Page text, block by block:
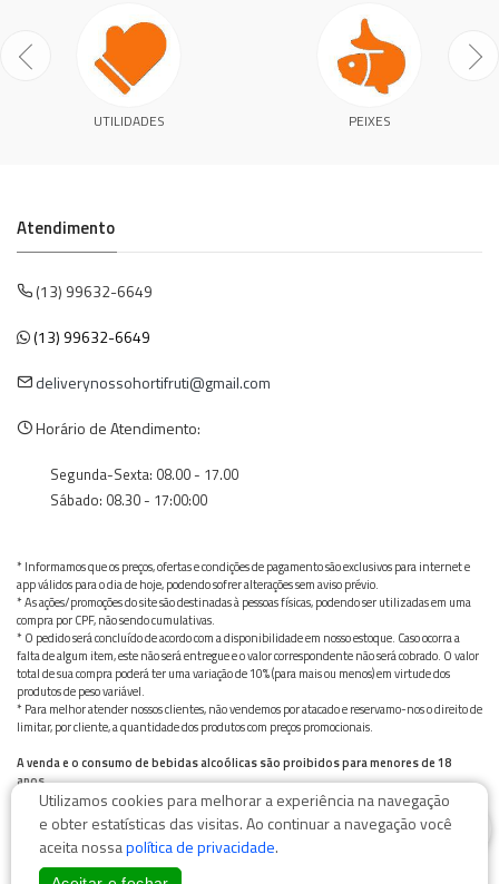
UTILIDADES PEIXES
Atendimento
(13) 99632-6649
(13) 99632-6649
deliverynossohortifruti@gmail.com
Horário de Atendimento:
Segunda-Sexta: 08.00 - 17.00
Sábado: 08.30 - 17:00:00
* Informamos que os preços, ofertas e condições de pagamento são exclusivos para internet e
app válidos para o dia de hoje, podendo sofrer alterações sem aviso prévio.
* As ações/promoções do site são destinadas à pessoas físicas, podendo ser utilizadas em uma
compra por CPF, não sendo cumulativas.
* O pedido será concluído de acordo com a disponibilidade em nosso estoque. Caso ocorra a
falta de algum item, este não será entregue e o valor correspondente não será cobrado. O valor
total de sua compra poderá ter uma variação de 10% (para mais ou menos) em virtude dos
produtos de peso variável.
* Para melhor atender nossos clientes, não vendemos por atacado e reservamo-nos o direito de
limitar, por cliente, a quantidade dos produtos com preços promocionais.
A venda e o consumo de bebidas alcoólicas são proibidos para menores de 18
anos.
Bebida alcoólica pode causar dependência química e, em excesso, provoca graves males à saúde.
Beba com moderação
Utilizamos cookies para melhorar a experiência na navegação
e obter estatísticas das visitas. Ao continuar a navegação você
aceita nossapolítica de privacidade.